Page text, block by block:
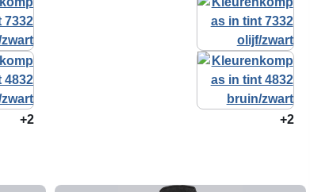
+2 +2